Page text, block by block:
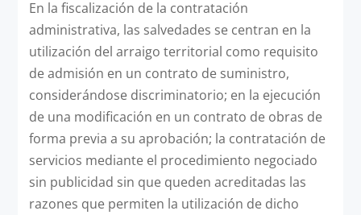
En la fiscalización de la contratación
administrativa, las salvedades se centran en la
utilización del arraigo territorial como requisito
de admisión en un contrato de suministro,
considerándose discriminatorio; en la ejecución
de una modificación en un contrato de obras de
forma previa a su aprobación; la contratación de
servicios mediante el procedimiento negociado
sin publicidad sin que queden acreditadas las
razones que permiten la utilización de dicho